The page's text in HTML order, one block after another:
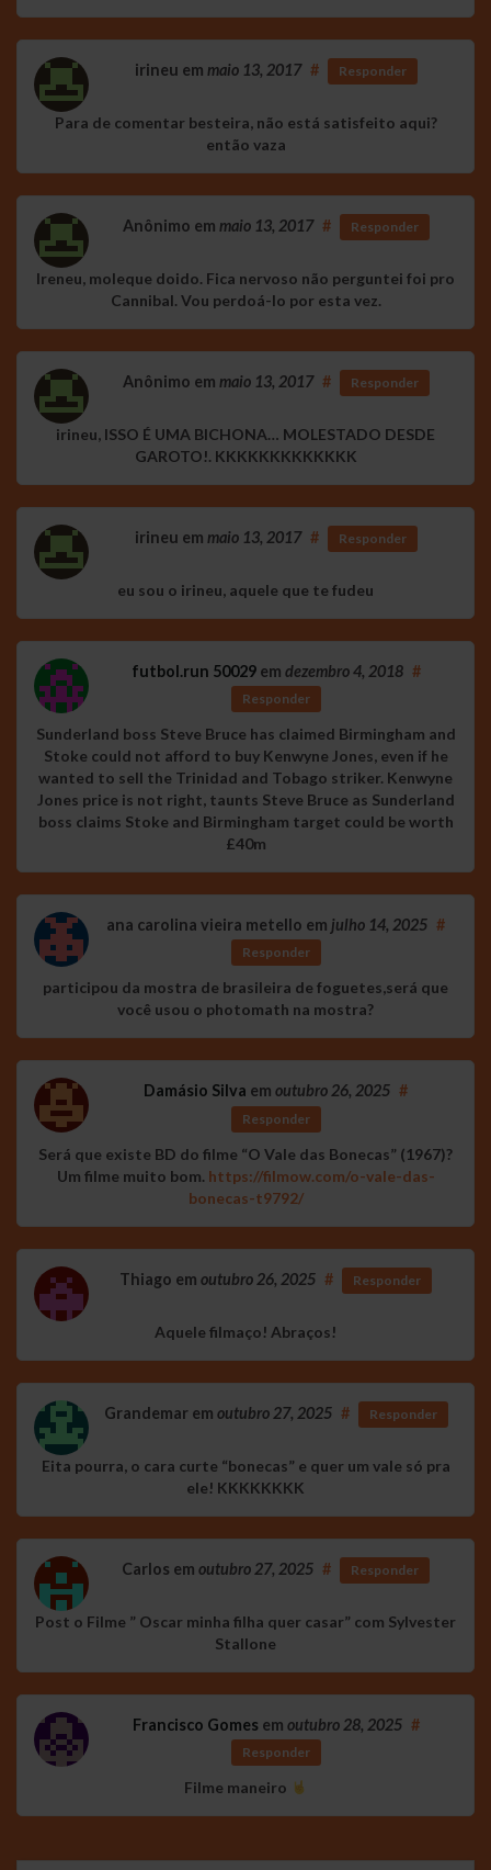
irineu em maio 13, 2017 # Responder
Para de comentar besteira, não está satisfeito aqui?
então vaza
Anônimo em maio 13, 2017 # Responder
Ireneu, moleque doido. Fica nervoso não perguntei foi pro
Cannibal. Vou perdoá-lo por esta vez.
Anônimo em maio 13, 2017 # Responder
irineu, ISSO É UMA BICHONA… MOLESTADO DESDE
GAROTO!. KKKKKKKKKKKKK
irineu em maio 13, 2017 # Responder
eu sou o irineu, aquele que te fudeu
futbol.run 50029em dezembro 4, 2018 #
Responder
Sunderland boss Steve Bruce has claimed Birmingham and
Stoke could not afford to buy Kenwyne Jones, even if he
wanted to sell the Trinidad and Tobago striker. Kenwyne
Jones price is not right, taunts Steve Bruce as Sunderland
boss claims Stoke and Birmingham target could be worth
£40m
ana carolina vieira metello em julho 14, 2025 #
Responder
participou da mostra de brasileira de foguetes,será que
você usou o photomath na mostra?
Damásio Silva em outubro 26, 2025 #
Responder
Será que existe BD do filme “O Vale das Bonecas” (1967)?
Um filme muito bom. https://filmow.com/o-vale-das-
bonecas-t9792/
Thiago em outubro 26, 2025 # Responder
Aquele filmaço! Abraços!
Grandemarem outubro 27, 2025 # Responder
Eita pourra, o cara curte “bonecas” e quer um vale só pra
ele! KKKKKKKK
Carlos em outubro 27, 2025 # Responder
Post o Filme ” Oscar minha filha quer casar” com Sylvester
Stallone
Francisco Gomesem outubro 28, 2025 #
Responder
Filme maneiro